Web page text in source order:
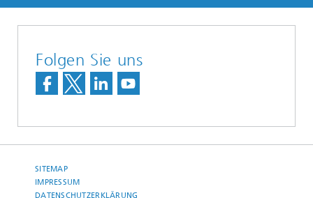
Folgen Sie uns
SITEMAP
IMPRESSUM
DATENSCHUTZERKLÄRUNG